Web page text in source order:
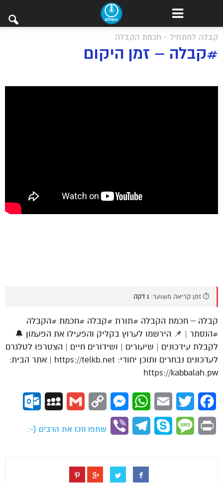
קבלה למתחיל - חכמת הקבלה
#קבלה – זמן היקום
⏱️ זמן קריאה משוער: 1 דקה
קבלה – חכמת הקבלה #תורת #קבלה #חכמת #הקבלה
#הנסתר | 📌 הירשמו לערוץ בקליק והפעילו את הפעמון 🔔
לקבלת עידכונים | שיעורים | ושידורים חיים | הצטרפו לטלגרם
לעדכונים נבחרים ותוכן יחודי: https://telkb.net | אתר הבית:
https://kabbalah.pw
Facebook
Twitter
Email
WhatsApp
Messenger
Copy
Gmail
MySpace
Print
Message
Skype
Telegram
Viber
שתפו וזכו את הרבים (-: